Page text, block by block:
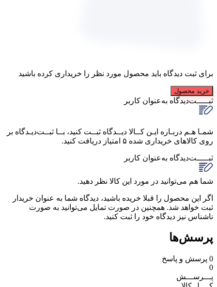
برای ثبت دیدگاه باید محصول مورد نظر را خریداری کرده باشید
خرید محصول
ثبـــــت‌دیدگاه به‌عنوان کاربر
شمـا هـم دربـاره ایـن کــالا دیــدگاه ثبــت کنید، بــا ثبــت‌دیـدگاه بر
روی کالاهای خریداری شده ۵ امتیاز دریافت کنید.
ثبـــــت‌دیدگاه به‌عنوان کاربر
شما هم می‌توانید در مورد این کالا نظر دهید.
اگر این محصول را قبلا خریده باشید، دیدگاه شما به عنوان خریدار
ثبت خواهد شد. همچنین در صورت تمایل می‌توانید به صورت
ناشناس نیز دیدگاه خود را ثبت کنید.
پرسش‌ها
0 پرسش و پاسخ
0
پـــرســـش